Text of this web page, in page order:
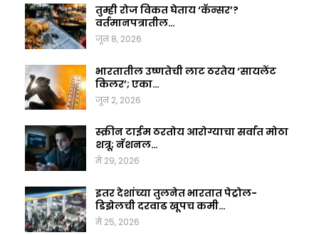
तुम्ही रोज विकत घेताय ‘कॅन्सर’?
वर्तमानपत्रातील…
जून 8, 2026
भारतातील उष्णतेची लाट ठरतेय ‘सायलेंट
किलर’; एका…
जून 2, 2026
स्क्रीन टाईम ठरतोय आरोग्याचा सर्वात मोठा
शत्रू; नॅशनल…
मे 29, 2026
इतर देशांच्या तुलनेत भारतात पेट्रोल-
डिझेलची दरवाढ खूपच कमी…
मे 25, 2026